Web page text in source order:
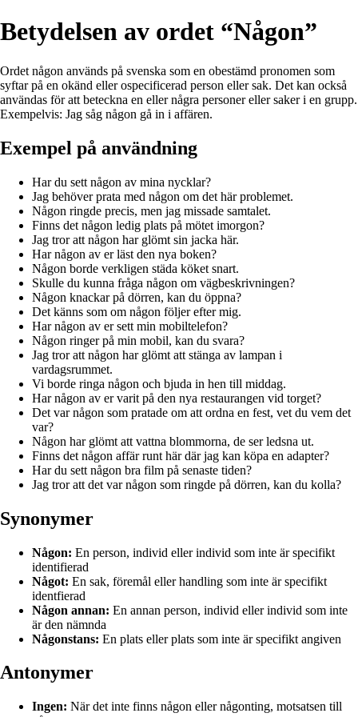
Betydelsen av ordet “Någon”
Ordet någon används på svenska som en obestämd pronomen som
syftar på en okänd eller ospecificerad person eller sak. Det kan också
användas för att beteckna en eller några personer eller saker i en grupp.
Exempelvis: Jag såg någon gå in i affären.
Exempel på användning
Har du sett någon av mina nycklar?
Jag behöver prata med någon om det här problemet.
Någon ringde precis, men jag missade samtalet.
Finns det någon ledig plats på mötet imorgon?
Jag tror att någon har glömt sin jacka här.
Har någon av er läst den nya boken?
Någon borde verkligen städa köket snart.
Skulle du kunna fråga någon om vägbeskrivningen?
Någon knackar på dörren, kan du öppna?
Det känns som om någon följer efter mig.
Har någon av er sett min mobiltelefon?
Någon ringer på min mobil, kan du svara?
Jag tror att någon har glömt att stänga av lampan i
vardagsrummet.
Vi borde ringa någon och bjuda in hen till middag.
Har någon av er varit på den nya restaurangen vid torget?
Det var någon som pratade om att ordna en fest, vet du vem det
var?
Någon har glömt att vattna blommorna, de ser ledsna ut.
Finns det någon affär runt här där jag kan köpa en adapter?
Har du sett någon bra film på senaste tiden?
Jag tror att det var någon som ringde på dörren, kan du kolla?
Synonymer
Någon: En person, individ eller individ som inte är specifikt
identifierad
Något: En sak, föremål eller handling som inte är specifikt
identfierad
Någon annan: En annan person, individ eller individ som inte
är den nämnda
Någonstans: En plats eller plats som inte är specifikt angiven
Antonymer
Ingen: När det inte finns någon eller någonting, motsatsen till